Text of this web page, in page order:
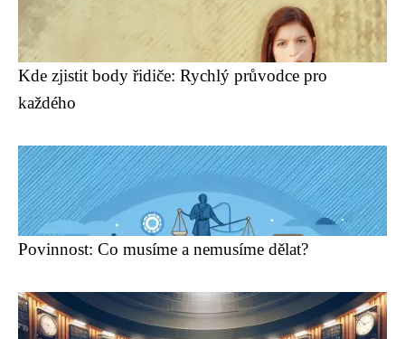
Kde zjistit body řidiče: Rychlý průvodce pro
každého
Povinnost: Co musíme a nemusíme dělat?